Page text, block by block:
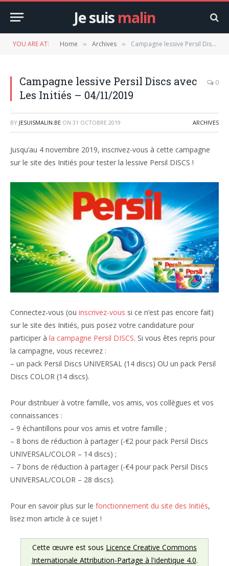
Je suis malin
YOU ARE AT: Home » Archives » Campagne lessive Persil Discs avec Les Initiés – 04/11/2019
Campagne lessive Persil Discs avec
Les Initiés – 04/11/2019
0
BY JESUISMALIN.BE ON 31 OCTOBRE 2019 ARCHIVES
Jusqu’au 4 novembre 2019, inscrivez-vous à cette campagne
sur le site des Initiés pour tester la lessive Persil DISCS !
Connectez-vous (ou inscrivez-vous si ce n’est pas encore fait)
sur le site des Initiés, puis posez votre candidature pour
participer à la campagne Persil DISCS. Si vous êtes repris pour
la campagne, vous recevrez :
– un pack Persil Discs UNIVERSAL (14 discs) OU un pack Persil
Discs COLOR (14 discs).
Pour distribuer à votre famille, vos amis, vos collègues et vos
connaissances :
– 9 échantillons pour vos amis et votre famille ;
– 8 bons de réduction à partager (-€2 pour pack Persil Discs
UNIVERSAL/COLOR – 14 discs) ;
– 7 bons de réduction à partager (-€4 pour pack Persil Discs
UNIVERSAL/COLOR – 28 discs).
Pour en savoir plus sur le fonctionnement du site des Initiés,
lisez mon article à ce sujet !
Cette œuvre est sous Licence Creative Commons
Internationale Attribution-Partage à l'identique 4.0.